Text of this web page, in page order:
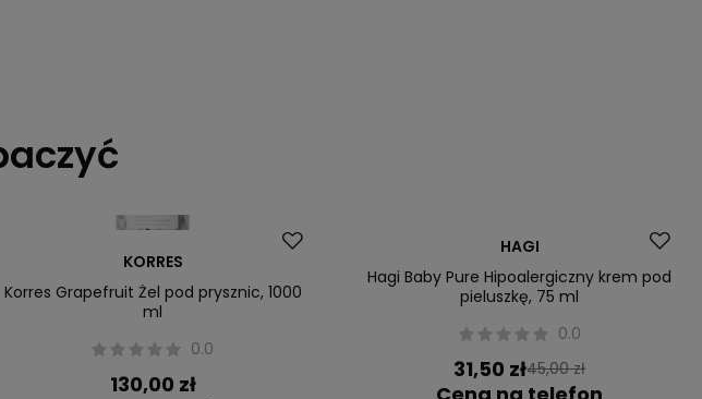
KORRES
Korres Grapefruit Żel pod prysznic, 1000
ml
0.0
130,00 zł
HAGI
Hagi Baby Pure Hipoalergiczny krem pod
pieluszkę, 75 ml
0.0
31,50 zł45,00 zł